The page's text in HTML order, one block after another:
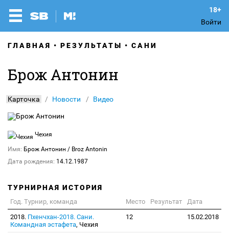
Войти
ГЛАВНАЯ РЕЗУЛЬТАТЫ САНИ
Брож Антонин
Карточка Новости Видео
Чехия
Имя: Брож Антонин / Broz Antonin
Дата рождения: 14.12.1987
ТУРНИРНАЯ ИСТОРИЯ
Год. Турнир, команда Место Результат
Дата
2018. Пхенчхан-2018. Сани.
Командная эстафета, Чехия
12 15.02.2018